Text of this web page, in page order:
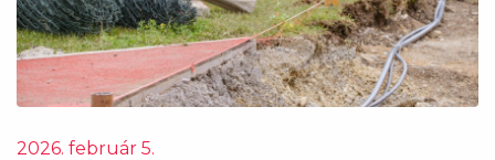
2026. február 5.